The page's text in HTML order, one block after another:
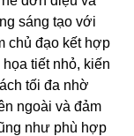
sáng tạo với
chủ đạo kết hợp
tiết nhỏ, kiến
tối đa nhờ
ngoài và đảm
như phù hợp